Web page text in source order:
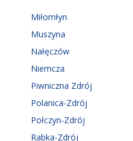
Miłomłyn
Muszyna
Nałęczów
Niemcza
Piwniczna Zdrój
Polanica-Zdrój
Połczyn-Zdrój
Rabka-Zdrój